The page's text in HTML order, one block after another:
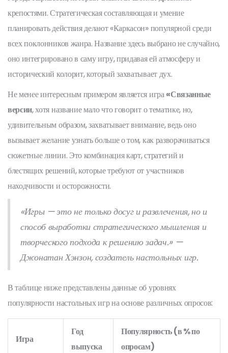
крепостями. Стратегическая составляющая и умение
планировать действия делают «Каркасон» популярной среди
всех поклонников жанра. Название здесь выбрано не случайно,
оно интегрировано в саму игру, придавая ей атмосферу и
исторический колорит, который захватывает дух.
Не менее интересным примером является игра«Связанные
версии, хотя название мало что говорит о тематике, но,
удивительным образом, захватывает внимание, ведь оно
вызывает желание узнать больше о том, как разворачиваться
сюжетные линии. Это комбинация карт, стратегий и
блестящих решений, которые требуют от участников
находчивости и осторожности.
«Игры — это не только досуг и развлечения, но и
способ выработки стратегического мышления и
творческого подхода к решению задач.» —
Джонатан Хэнзон, создатель настольных игр.
В таблице ниже представлены данные об уровнях
популярности настольных игр на основе различных опросов:
Игра
Год
выпуска
Популярность (в % по
опросам)